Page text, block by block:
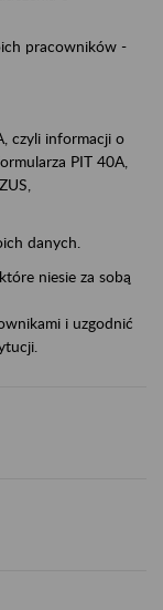
pracowników -
czyli informacji o
PIT 40A,
danych.
niesie za sobą
i uzgodnić